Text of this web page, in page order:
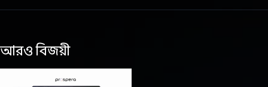
আরও বিজয়ী